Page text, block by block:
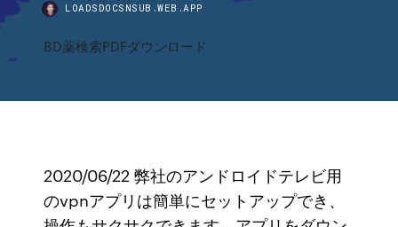
LOADSDOCSNSUB.WEB.APP
BD薬検索PDFダウンロード
2020/06/22 弊社のアンドロイドテレビ用
のvpnアプリは簡単にセットアップでき、